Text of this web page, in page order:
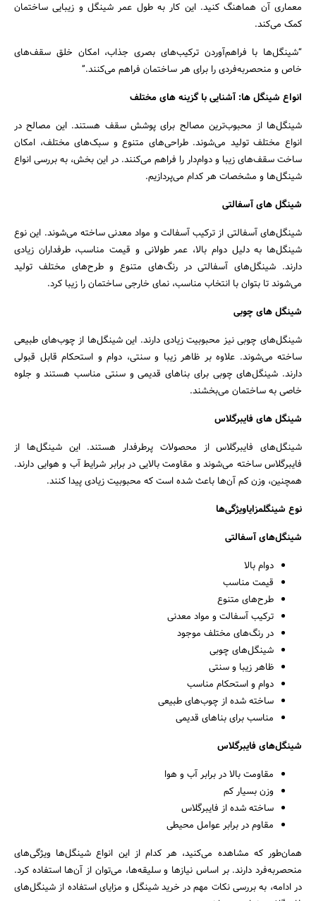
معماری آن هماهنگ کنید. این کار به طول عمر شینگل و زیبایی ساختمان
کمک می‌کند.
“شینگل‌ها با فراهم‌آوردن ترکیب‌های بصری جذاب، امکان خلق سقف‌های
خاص و منحصر‌به‌فردی را برای هر ساختمان فراهم می‌کنند.”
انواع شینگل ها: آشنایی با گزینه های مختلف
شینگل‌ها از محبوب‌ترین مصالح برای پوشش سقف هستند. این مصالح در
انواع مختلف تولید می‌شوند. طراحی‌های متنوع و سبک‌های مختلف، امکان
ساخت سقف‌های زیبا و دوام‌دار را فراهم می‌کنند. در این بخش، به بررسی انواع
شینگل‌ها و مشخصات هر کدام می‌پردازیم.
شینگل های آسفالتی
شینگل‌های آسفالتی از ترکیب آسفالت و مواد معدنی ساخته می‌شوند. این نوع
شینگل‌ها به دلیل دوام بالا، عمر طولانی و قیمت مناسب، طرفداران زیادی
دارند. شینگل‌های آسفالتی در رنگ‌های متنوع و طرح‌های مختلف تولید
می‌شوند تا بتوان با انتخاب مناسب، نمای خارجی ساختمان را زیبا کرد.
شینگل های چوبی
شینگل‌های چوبی نیز محبوبیت زیادی دارند. این شینگل‌ها از چوب‌های طبیعی
ساخته می‌شوند. علاوه بر ظاهر زیبا و سنتی، دوام و استحکام قابل قبولی
دارند. شینگل‌های چوبی برای بناهای قدیمی و سنتی مناسب هستند و جلوه
خاصی به ساختمان می‌بخشند.
شینگل های فایبرگلاس
شینگل‌های فایبرگلاس از محصولات پرطرفدار هستند. این شینگل‌ها از
فایبرگلاس ساخته می‌شوند و مقاومت بالایی در برابر شرایط آب و هوایی دارند.
همچنین، وزن کم آن‌ها باعث شده است که محبوبیت زیادی پیدا کنند.
نوع شینگلمزایاویژگی‌ها
شینگل‌های آسفالتی
دوام بالا
قیمت مناسب
طرح‌های متنوع
ترکیب آسفالت و مواد معدنی
در رنگ‌های مختلف موجود
شینگل‌های چوبی
ظاهر زیبا و سنتی
دوام و استحکام مناسب
ساخته شده از چوب‌های طبیعی
مناسب برای بناهای قدیمی
شینگل‌های فایبرگلاس
مقاومت بالا در برابر آب و هوا
وزن بسیار کم
ساخته شده از فایبرگلاس
مقاوم در برابر عوامل محیطی
همان‌طور که مشاهده می‌کنید، هر کدام از این انواع شینگل‌ها ویژگی‌های
منحصربه‌فرد دارند. بر اساس نیازها و سلیقه‌ها، می‌توان از آن‌ها استفاده کرد.
در ادامه، به بررسی نکات مهم در خرید شینگل و مزایای استفاده از شینگل‌های